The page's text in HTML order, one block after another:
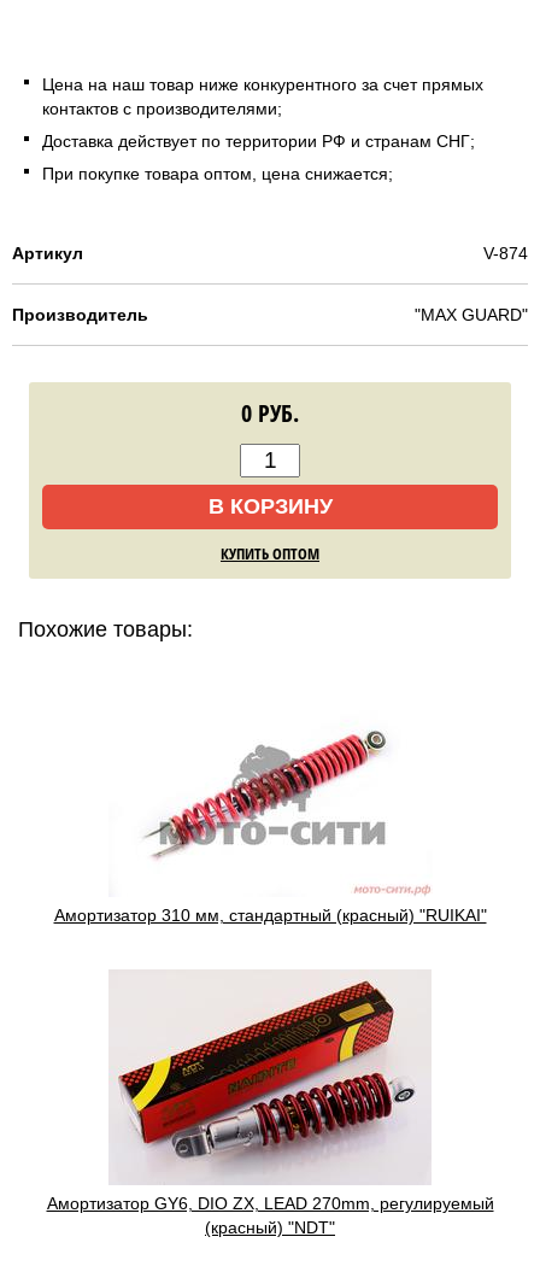
Цена на наш товар ниже конкурентного за счет прямых
контактов с производителями;
Доставка действует по территории РФ и странам СНГ;
При покупке товара оптом, цена снижается;
Артикул V-874
Производитель "MAX GUARD"
0 РУБ.
В КОРЗИНУ
КУПИТЬ ОПТОМ
Похожие товары:
Амортизатор 310 мм, стандартный (красный) "RUIKAI"
Амортизатор GY6, DIO ZX, LEAD 270mm, регулируемый
(красный) "NDT"